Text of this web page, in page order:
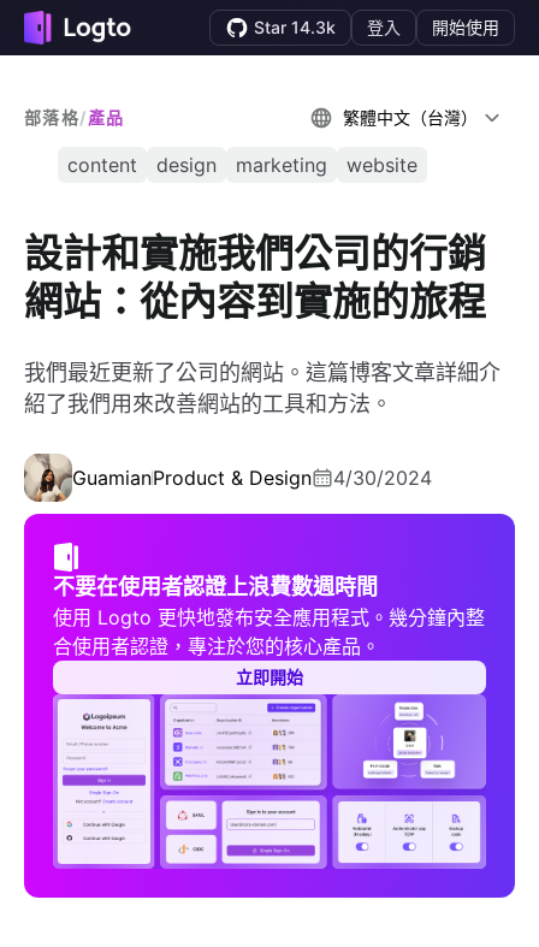
Star 14.3k 登入 開始使用
部落格/產品 繁體中文（台灣）
content design marketing website
設計和實施我們公司的行銷
網站：從內容到實施的旅程
我們最近更新了公司的網站。這篇博客文章詳細介
紹了我們用來改善網站的工具和方法。
GuamianProduct & Design 4/30/2024
不要在使用者認證上浪費數週時間
使用 Logto 更快地發布安全應用程式。幾分鐘內整
合使用者認證，專注於您的核心產品。
立即開始